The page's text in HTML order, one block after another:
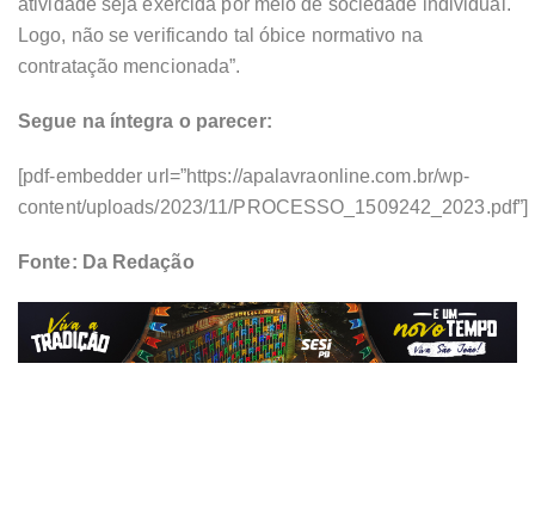
Logo, não se verificando tal óbice normativo na
contratação mencionada”.
Segue na íntegra o parecer:
[pdf-embedder url=”https://apalavraonline.com.br/wp-
content/uploads/2023/11/PROCESSO_1509242_2023.pdf”]
Fonte: Da Redação